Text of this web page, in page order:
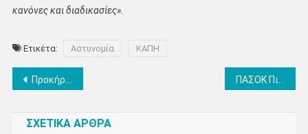
κανόνες και διαδικασίες».
Ετικέτα: Αστυνομία ΚΑΠΗ
Πλοήγηση
Προκήρυξη για την πλήρωση της θέσης Συμπαραστάτη του Δημότη και της Επιχείρησης στο Δήμο Δίου-Ολύμπου
ΣΧΕΤΙΚΑ ΑΡΘΡΑ